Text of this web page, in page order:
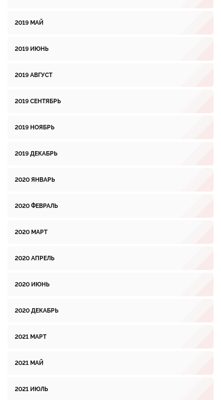
2019 МАЙ
2019 ИЮНЬ
2019 АВГУСТ
2019 СЕНТЯБРЬ
2019 НОЯБРЬ
2019 ДЕКАБРЬ
2020 ЯНВАРЬ
2020 ФЕВРАЛЬ
2020 МАРТ
2020 АПРЕЛЬ
2020 ИЮНЬ
2020 ДЕКАБРЬ
2021 МАРТ
2021 МАЙ
2021 ИЮЛЬ